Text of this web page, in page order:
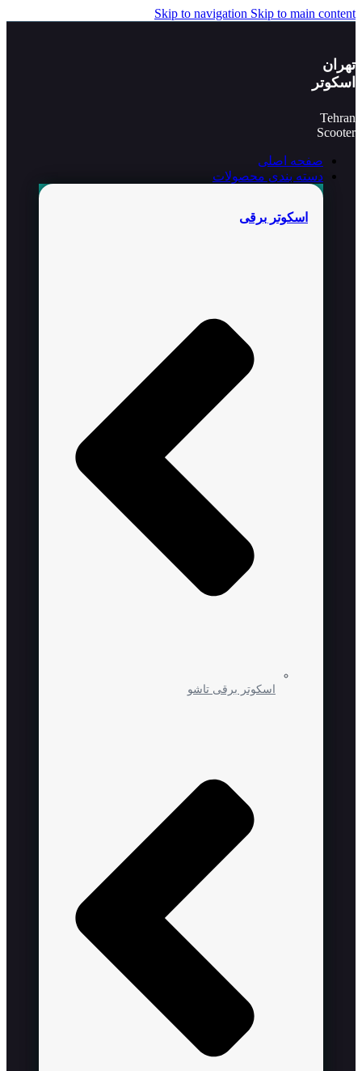
Skip to navigation Skip to main content
تهران
اسکوتر
Tehran
Scooter
صفحه اصلی
دسته بندی محصولات
اسکوتر برقی
اسکوتر برقی تاشو